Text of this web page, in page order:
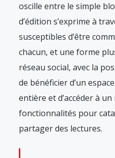
oscille entre le simple
d’édition s’exprime à
susceptibles d’être
chacun, et une forme
réseau social, avec la
de bénéficier d’un
entière et d’accéder à
fonctionnalités pour
partager des lectures.